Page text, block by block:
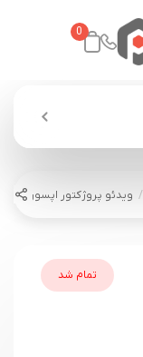
0
ویدئو پروژکتور اپسون EPSON EB-118
تمام شد